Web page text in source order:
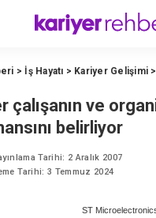
> İş Hayatı > Kariyer Gelişimi >
çalışanın ve
belirliyor
Tarihi: 2 Aralık 2007
Tarihi: 3 Temmuz 2024
ST